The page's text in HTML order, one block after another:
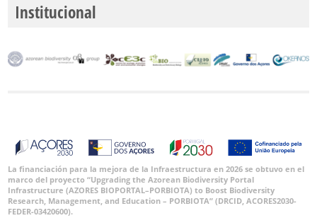
Institucional
La financiación para la mejora de la Infraestructura en 2026 se obtuvo en el
marco del proyecto “Upgrading the Azorean Biodiversity Portal
Infrastructure (AZORES BIOPORTAL–PORBIOTA) to Boost Biodiversity
Research, Management, and Education – PORBIOTA” (DRCID, ACORES2030-
FEDER-03420600).